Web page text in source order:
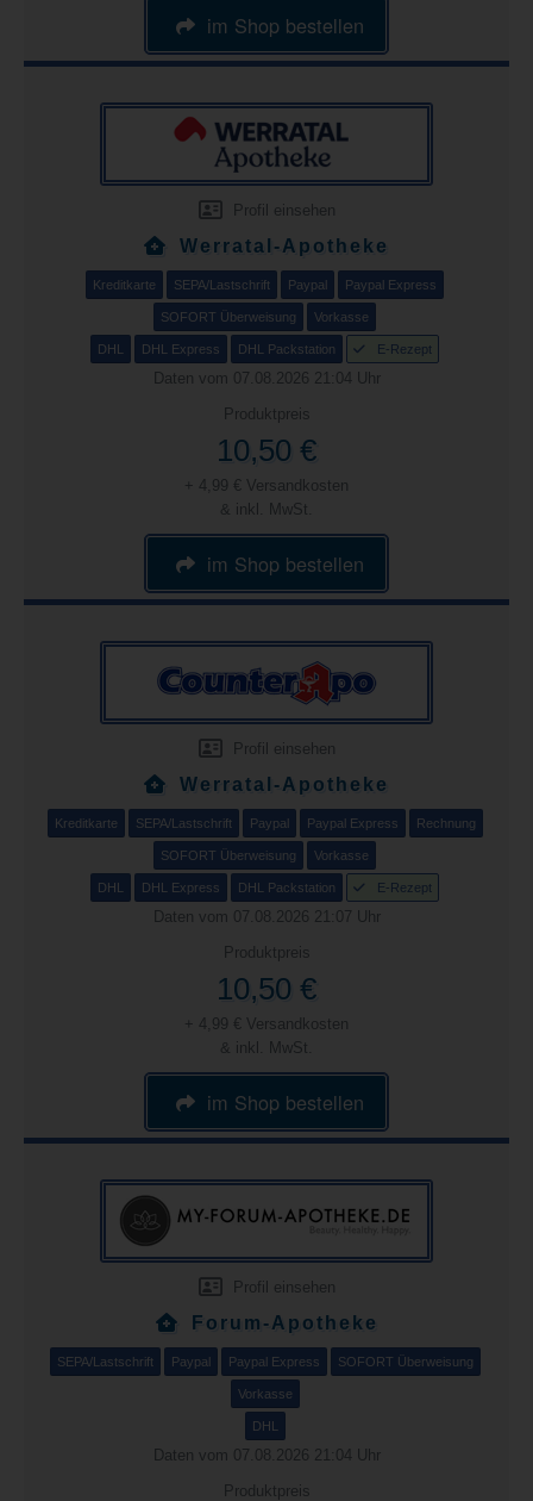
im Shop bestellen
Profil einsehen
Werratal-Apotheke
Kreditkarte SEPA/Lastschrift Paypal Paypal Express
SOFORT Überweisung Vorkasse
DHL DHL Express DHL Packstation E-Rezept
Daten vom 07.08.2026 21:04 Uhr
Produktpreis
10,50 €
+ 4,99 € Versandkosten
& inkl. MwSt.
im Shop bestellen
Profil einsehen
Werratal-Apotheke
Kreditkarte SEPA/Lastschrift Paypal Paypal Express Rechnung
SOFORT Überweisung Vorkasse
DHL DHL Express DHL Packstation E-Rezept
Daten vom 07.08.2026 21:07 Uhr
Produktpreis
10,50 €
+ 4,99 € Versandkosten
& inkl. MwSt.
im Shop bestellen
Profil einsehen
Forum-Apotheke
SEPA/Lastschrift Paypal Paypal Express SOFORT Überweisung
Vorkasse
DHL
Daten vom 07.08.2026 21:04 Uhr
Produktpreis